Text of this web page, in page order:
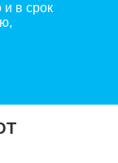
и в срок